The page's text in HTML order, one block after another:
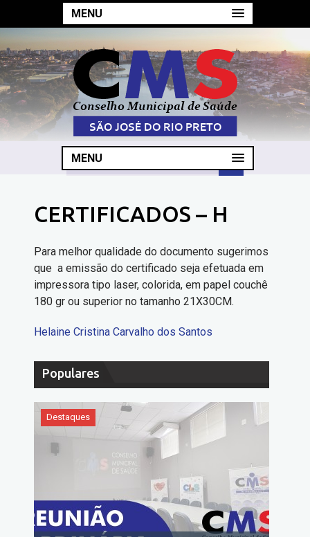
MENU
MENU
CERTIFICADOS – H
Para melhor qualidade do documento sugerimos
que a emissão do certificado seja efetuada em
impressora tipo laser, colorida, em papel couchê
180 gr ou superior no tamanho 21X30CM.
Helaine Cristina Carvalho dos Santos
Populares
Destaques